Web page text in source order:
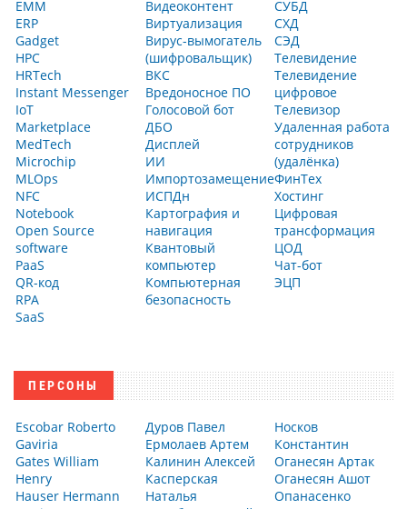
EMM
ERP
Gadget
HPC
HRTech
Instant Messenger
IoT
Marketplace
MedTech
Microchip
MLOps
NFC
Notebook
Open Source
software
PaaS
QR-код
RPA
SaaS
Видеоконтент
Виртуализация
Вирус-вымогатель
(шифровальщик)
ВКС
Вредоносное ПО
Голосовой бот
ДБО
Дисплей
ИИ
Импортозамещение
ИСПДн
Картография и
навигация
Квантовый
компьютер
Компьютерная
безопасность
СУБД
СХД
СЭД
Телевидение
Телевидение
цифровое
Телевизор
Удаленная работа
сотрудников
(удалёнка)
ФинТех
Хостинг
Цифровая
трансформация
ЦОД
Чат-бот
ЭЦП
ПЕРСОНЫ
Escobar Roberto
Gaviria
Gates William
Henry
Hauser Hermann
Дуров Павел
Ермолаев Артем
Калинин Алексей
Касперская
Наталья
Носков
Константин
Оганесян Артак
Оганесян Ашот
Опанасенко